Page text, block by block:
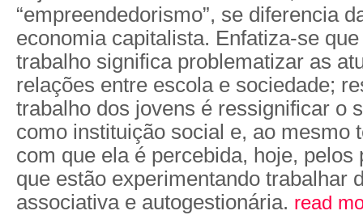
“empreendedorismo”, se diferencia
economia capitalista. Enfatiza-se
trabalho significa problematizar as
relações entre escola e sociedade;
trabalho dos jovens é ressignificar o
como instituição social e, ao mesmo
com que ela é percebida, hoje, pelos
que estão experimentando trabalhar
associativa e autogestionária. read